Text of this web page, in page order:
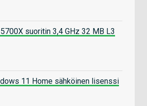
suoritin 3,4 GHz 32 MB L3
11 Home sähköinen lisenssi